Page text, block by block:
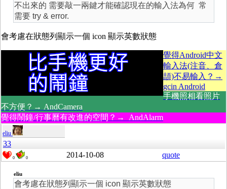
不出來的 需要敲一兩鍵才能確認現在的輸入法為何 常
需要 try & error.
會考慮在狀態列顯示一個 icon 顯示英數狀態
覺得Android中文
輸入法(注音、倉
頡)不易輸入？→
gcin Android
手機照相看照片
不方便？→ AndCamera
覺得鬧鐘/行事曆有改進的空間？→ AndAlarm
eliu
33
0 0 2014-10-08 quote
eliu
會考慮在狀態列顯示一個 icon 顯示英數狀態